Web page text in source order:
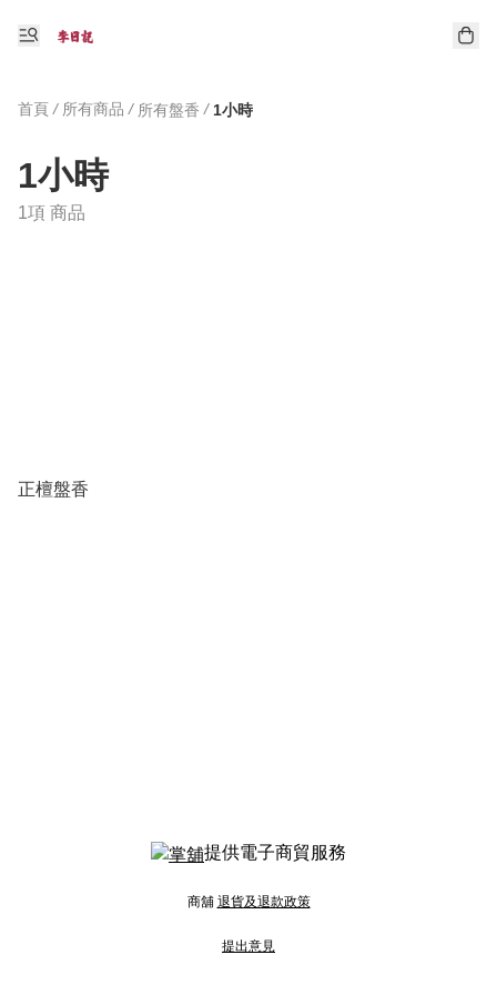
首頁 / 所有商品 / 所有盤香 / 1小時
1小時
1項 商品
正檀盤香
提供電子商貿服務
商舖 退貨及退款政策
提出意見